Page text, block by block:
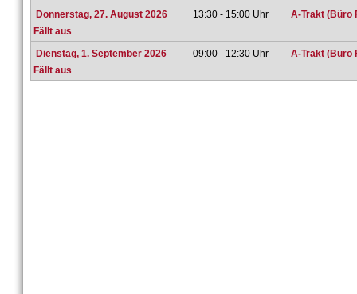
Donnerstag, 27. August 2026
Fällt aus
13:30 - 15:00 Uhr A-Trakt (Büro
Dienstag, 1. September 2026
Fällt aus
09:00 - 12:30 Uhr A-Trakt (Büro